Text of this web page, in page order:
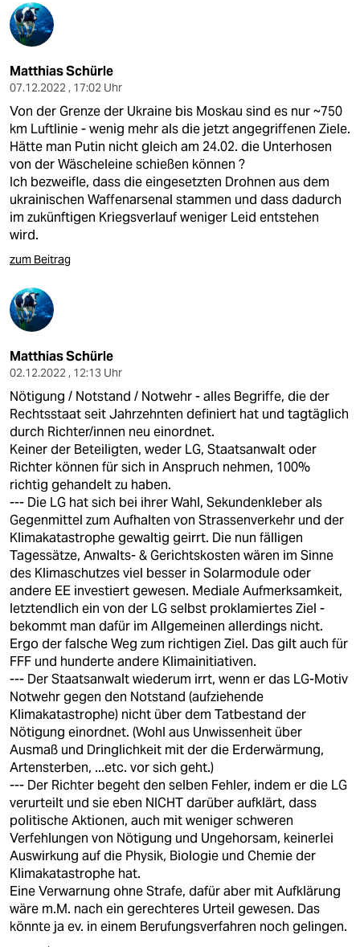
Matthias Schürle
07.12.2022 , 17:02 Uhr
Von der Grenze der Ukraine bis Moskau sind es nur ~750
km Luftlinie - wenig mehr als die jetzt angegriffenen Ziele.
Hätte man Putin nicht gleich am 24.02. die Unterhosen
von der Wäscheleine schießen können ?
Ich bezweifle, dass die eingesetzten Drohnen aus dem
ukrainischen Waffenarsenal stammen und dass dadurch
im zukünftigen Kriegsverlauf weniger Leid entstehen
wird.
zum Beitrag
Matthias Schürle
02.12.2022 , 12:13 Uhr
Nötigung / Notstand / Notwehr - alles Begriffe, die der
Rechtsstaat seit Jahrzehnten definiert hat und tagtäglich
durch Richter/innen neu einordnet.
Keiner der Beteiligten, weder LG, Staatsanwalt oder
Richter können für sich in Anspruch nehmen, 100%
richtig gehandelt zu haben.
--- Die LG hat sich bei ihrer Wahl, Sekundenkleber als
Gegenmittel zum Aufhalten von Strassenverkehr und der
Klimakatastrophe gewaltig geirrt. Die nun fälligen
Tagessätze, Anwalts- & Gerichtskosten wären im Sinne
des Klimaschutzes viel besser in Solarmodule oder
andere EE investiert gewesen. Mediale Aufmerksamkeit,
letztendlich ein von der LG selbst proklamiertes Ziel -
bekommt man dafür im Allgemeinen allerdings nicht.
Ergo der falsche Weg zum richtigen Ziel. Das gilt auch für
FFF und hunderte andere Klimainitiativen.
--- Der Staatsanwalt wiederum irrt, wenn er das LG-Motiv
Notwehr gegen den Notstand (aufziehende
Klimakatastrophe) nicht über dem Tatbestand der
Nötigung einordnet. (Wohl aus Unwissenheit über
Ausmaß und Dringlichkeit mit der die Erderwärmung,
Artensterben, ...etc. vor sich geht.)
--- Der Richter begeht den selben Fehler, indem er die LG
verurteilt und sie eben NICHT darüber aufklärt, dass
politische Aktionen, auch mit weniger schweren
Verfehlungen von Nötigung und Ungehorsam, keinerlei
Auswirkung auf die Physik, Biologie und Chemie der
Klimakatastrophe hat.
Eine Verwarnung ohne Strafe, dafür aber mit Aufklärung
wäre m.M. nach ein gerechteres Urteil gewesen. Das
könnte ja ev. in einem Berufungsverfahren noch gelingen.